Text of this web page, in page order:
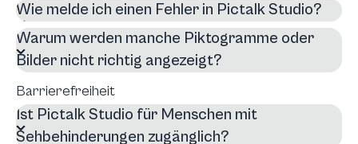
Wie melde ich einen Fehler in Pictalk Studio?
Warum werden manche Piktogramme oder
Bilder nicht richtig angezeigt?
Barrierefreiheit
Ist Pictalk Studio für Menschen mit
Sehbehinderungen zugänglich?